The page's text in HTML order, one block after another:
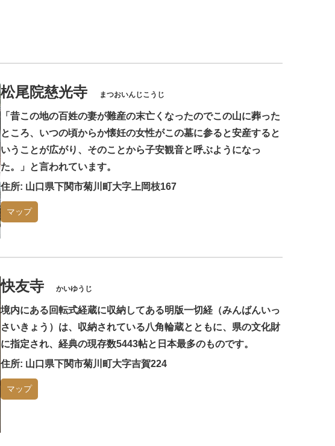
松尾院慈光寺 まつおいんじこうじ
「昔この地の百姓の妻が難産の末亡くなったのでこの山に葬った
ところ、いつの頃からか懐妊の女性がこの墓に参ると安産すると
いうことが広がり、そのことから子安観音と呼ぶようになっ
た。」と言われています。
住所: 山口県下関市菊川町大字上岡枝167
マップ
快友寺 かいゆうじ
境内にある回転式経蔵に収納してある明版一切経（みんばんいっ
さいきょう）は、収納されている八角輪蔵とともに、県の文化財
に指定され、経典の現存数5443帖と日本最多のものです。
住所: 山口県下関市菊川町大字吉賀224
マップ